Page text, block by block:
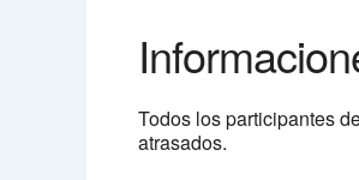
Todos los participantes
atrasados.